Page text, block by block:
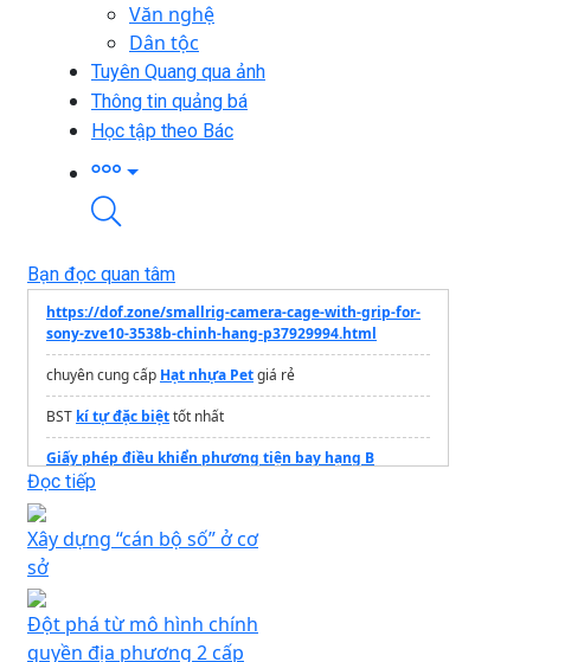
Văn nghệ
Dân tộc
Tuyên Quang qua ảnh
Thông tin quảng bá
Học tập theo Bác
Bạn đọc quan tâm
https://dof.zone/smallrig-camera-cage-with-grip-for-
sony-zve10-3538b-chinh-hang-p37929994.html
chuyên cung cấp Hạt nhựa Petgiá rẻ
BST kí tự đặc biệttốt nhất
Giấy phép điều khiển phương tiện bay hạng B
thiết kếmenu onlineQR VnScan.Menu
Loại
Dự án đà nẵng downtown
Đọc tiếp
Xây dựng “cán bộ số” ở cơ
sở
Đột phá từ mô hình chính
quyền địa phương 2 cấp